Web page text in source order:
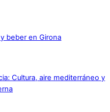
beber en Girona
Cultura, aire mediterráneo y